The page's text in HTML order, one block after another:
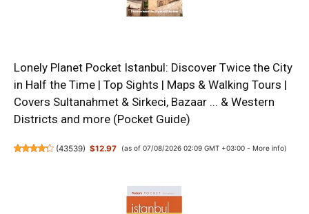
Lonely Planet Pocket Istanbul: Discover Twice the City
in Half the Time | Top Sights | Maps & Walking Tours |
Covers Sultanahmet & Sirkeci, Bazaar ... & Western
Districts and more (Pocket Guide)
(43539) $12.97 (as of 07/08/2026 02:09 GMT +03:00 - More info)